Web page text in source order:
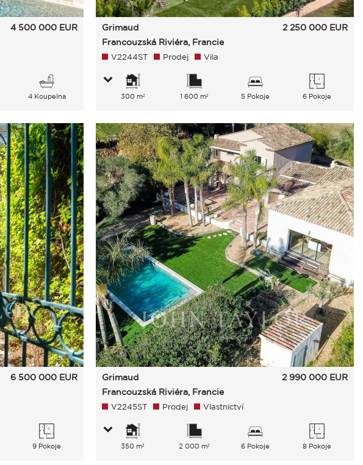
4 500 000 EUR
4 Koupelna
Grimaud
Francouzská Riviéra, Francie
2 250 000 EUR
V2244ST Prodej Vila
300 m² 1 600 m² 5 Pokoje 6 Pokoje
6 500 000 EUR
9 Pokoje
Grimaud
Francouzská Riviéra, Francie
2 990 000 EUR
V2245ST Prodej Vlastnictví
350 m² 2 000 m² 6 Pokoje 8 Pokoje